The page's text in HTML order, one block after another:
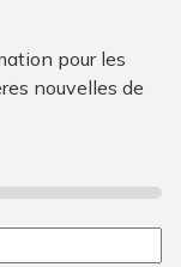
pour les
nouvelles de